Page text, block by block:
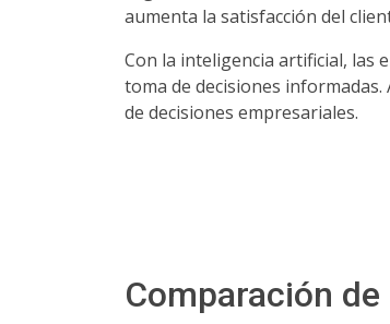
aumenta la satisfacción del
Con la inteligencia artificial, las
toma de decisiones
de decisiones empresariales.
Comparación